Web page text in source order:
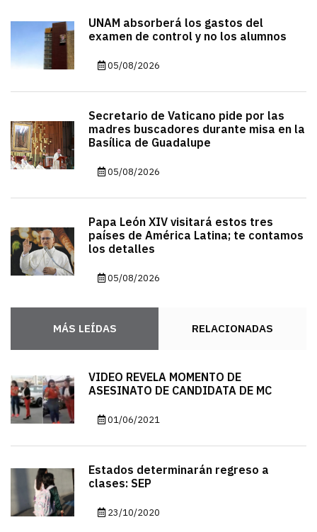
UNAM absorberá los gastos del
examen de control y no los alumnos
05/08/2026
Secretario de Vaticano pide por las
madres buscadores durante misa en la
Basílica de Guadalupe
05/08/2026
Papa León XIV visitará estos tres
países de América Latina; te contamos
los detalles
05/08/2026
MÁS LEÍDAS RELACIONADAS
VIDEO REVELA MOMENTO DE
ASESINATO DE CANDIDATA DE MC
01/06/2021
Estados determinarán regreso a
clases: SEP
23/10/2020